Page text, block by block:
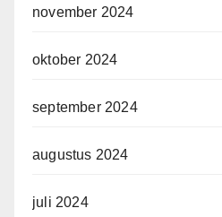
november 2024
oktober 2024
september 2024
augustus 2024
juli 2024